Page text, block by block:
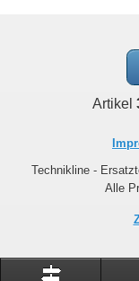
Artikel
Technikline -
Alle